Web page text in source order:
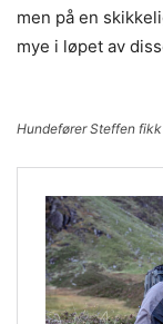
men på en
mye i løpet av
Hundefører Steffen